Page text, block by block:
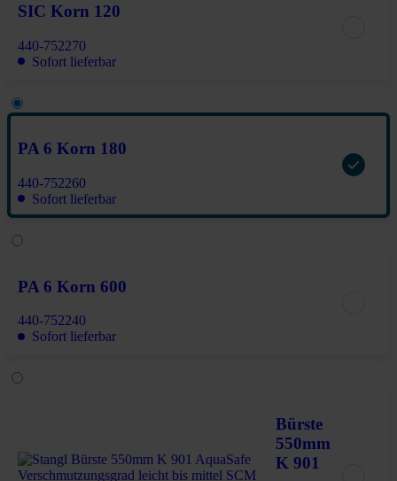
SIC Korn 120
440-752270
Sofort lieferbar
PA 6 Korn 180
440-752260
Sofort lieferbar
PA 6 Korn 600
440-752240
Sofort lieferbar
Bürste
550mm
K 901